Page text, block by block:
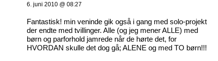
6. juni 2010 @ 08:27
Fantastisk! min veninde gik også i gang med solo-projekt
der endte med tvillinger. Alle (og jeg mener ALLE) med
børn og parforhold jamrede når de hørte det, for
HVORDAN skulle det dog gå; ALENE og med TO børn!!!